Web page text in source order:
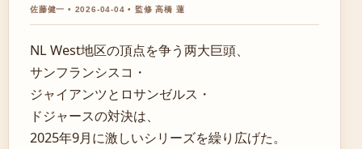
佐藤健一 • 2026-04-04 • 監修 高橋 蓮
NL West地区の頂点を争う两大巨頭、
サンフランシスコ・
ジャイアンツとロサンゼルス・
ドジャースの対決は、
2025年9月に激しいシリーズを繰り広げた。